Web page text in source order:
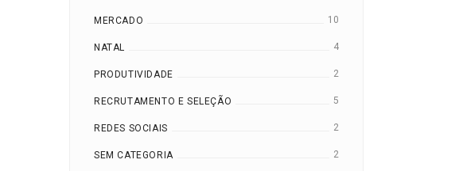
MERCADO 10
NATAL 4
PRODUTIVIDADE 2
RECRUTAMENTO E SELEÇÃO 5
REDES SOCIAIS 2
SEM CATEGORIA 2